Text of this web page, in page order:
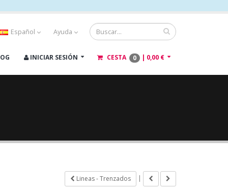
Español Ayuda
INICIAR SESIÓN CESTA 0 | 0,00 €
Lineas - Trenzados |